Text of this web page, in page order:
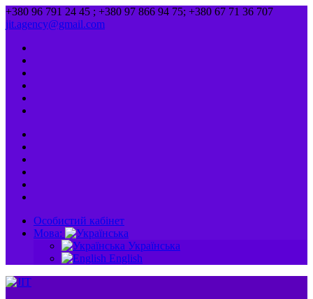
+380 96 791 24 45 ; +380 97 866 94 75; +380 67 71 36 707
jit.agency@gmail.com
Особистий кабінет
Мова:
Українська
English